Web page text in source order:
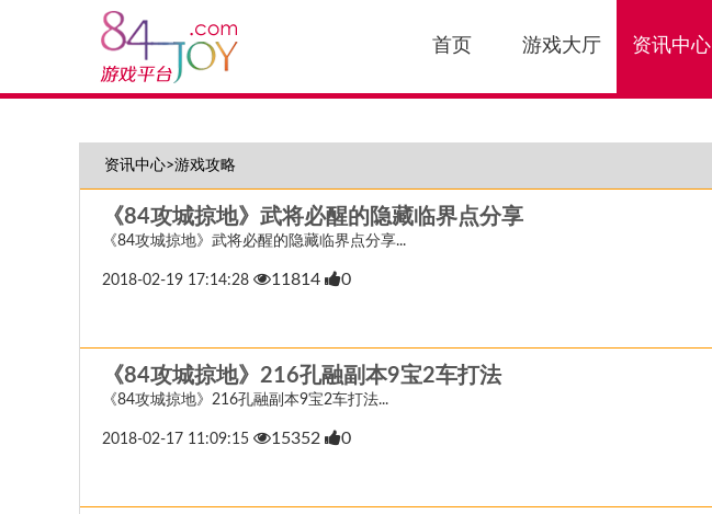
首页 游戏大厅 资讯中心
资讯中心>游戏攻略
《84攻城掠地》武将必醒的隐藏临界点分享
《84攻城掠地》武将必醒的隐藏临界点分享...
2018-02-19 17:14:28 11814 0
《84攻城掠地》216孔融副本9宝2车打法
《84攻城掠地》216孔融副本9宝2车打法...
2018-02-17 11:09:15 15352 0